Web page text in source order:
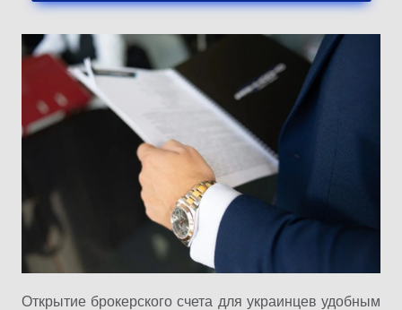
Открытие брокерского счета для украинцев удобным